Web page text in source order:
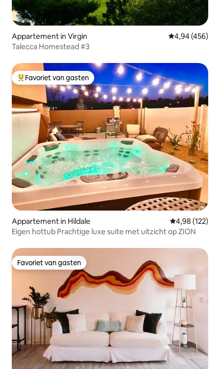
Appartement in Virgin Gemiddelde
4,94 (456)
Talecca Homestead #3
Topfavoriet van gasten
Favoriet van gasten
Appartement in Hildale Gemiddelde
4,98 (122)
Eigen hottub Prachtige luxe suite met uitzicht op ZION
Favoriet van gasten
Favoriet van gasten